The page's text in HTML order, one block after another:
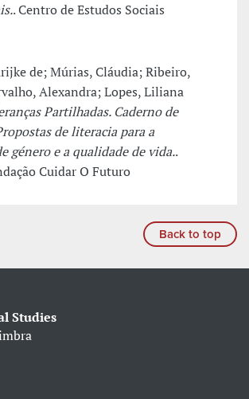
. Centro de Estudos Sociais
de; Múrias, Cláudia; Ribeiro,
Alexandra; Lopes, Liliana
Partilhadas. Caderno de
de literacia para a
género e a qualidade de vida..
Cuidar O Futuro
Back to top
Studies